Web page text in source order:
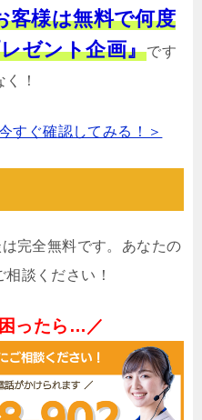
客様は無料で何度
ゼント企画』です
！
すぐ確認してみる！＞
完全無料です。あなたの
談ください！
ったら…／